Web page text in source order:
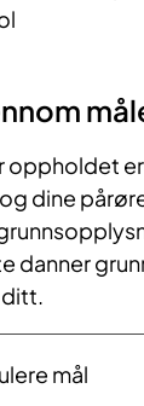
oppholdet
dine
danner
mål